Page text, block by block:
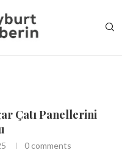
Çatı Panellerini
0 comments